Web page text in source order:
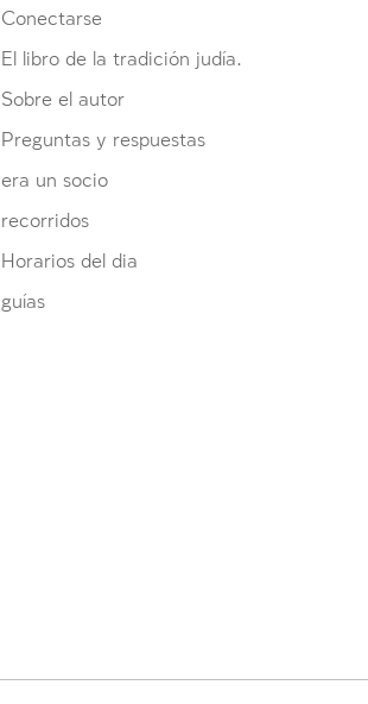
Conectarse
El libro de la tradición judía.
Sobre el autor
Preguntas y respuestas
era un socio
recorridos
Horarios del dia
guías